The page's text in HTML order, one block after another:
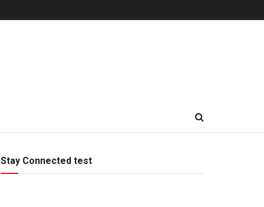
Stay Connected test